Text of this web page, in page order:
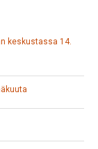
keskustassa 14.